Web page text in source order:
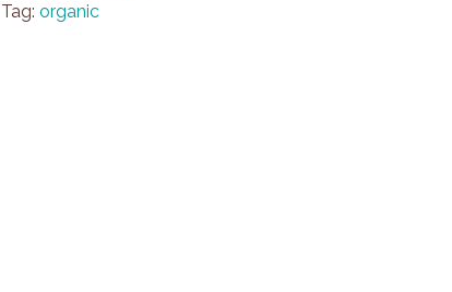
Tag: organic